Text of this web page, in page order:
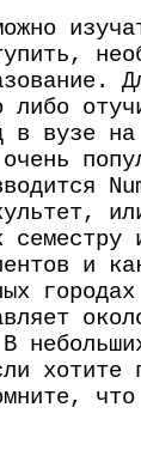
либо
в вузе на
и
хотите
что